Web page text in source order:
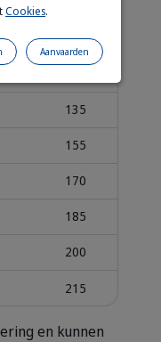
95
135
155
170
185
200
215
en kunnen
Cookies.
Aanvaarden